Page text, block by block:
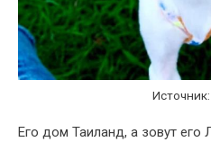
Его дом Таиланд, а зовут его